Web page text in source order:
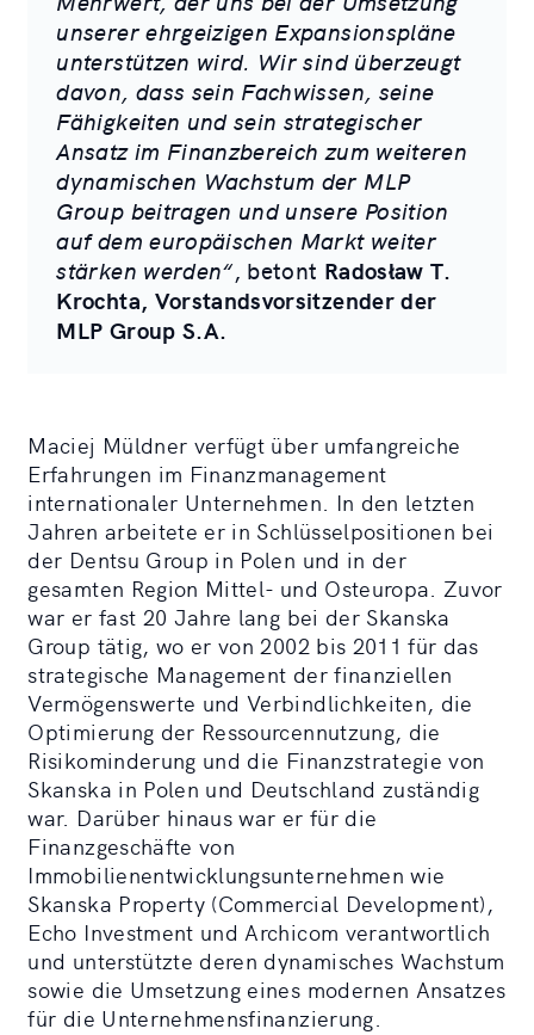
unserer ehrgeizigen Expansionspläne
unterstützen wird. Wir sind überzeugt
davon, dass sein Fachwissen, seine
Fähigkeiten und sein strategischer
Ansatz im Finanzbereich zum weiteren
dynamischen Wachstum der MLP
Group beitragen und unsere Position
auf dem europäischen Markt weiter
stärken werden“, betont Radosław T.
Krochta, Vorstandsvorsitzender der
MLP Group S.A.
Maciej Müldner verfügt über umfangreiche
Erfahrungen im Finanzmanagement
internationaler Unternehmen. In den letzten
Jahren arbeitete er in Schlüsselpositionen bei
der Dentsu Group in Polen und in der
gesamten Region Mittel- und Osteuropa. Zuvor
war er fast 20 Jahre lang bei der Skanska
Group tätig, wo er von 2002 bis 2011 für das
strategische Management der finanziellen
Vermögenswerte und Verbindlichkeiten, die
Optimierung der Ressourcennutzung, die
Risikominderung und die Finanzstrategie von
Skanska in Polen und Deutschland zuständig
war. Darüber hinaus war er für die
Finanzgeschäfte von
Immobilienentwicklungsunternehmen wie
Skanska Property (Commercial Development),
Echo Investment und Archicom verantwortlich
und unterstützte deren dynamisches Wachstum
sowie die Umsetzung eines modernen Ansatzes
für die Unternehmensfinanzierung.